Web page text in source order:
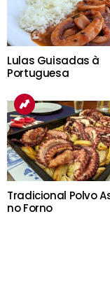
Lulas Guisadas à
Portuguesa
Tradicional Polvo
no Forno